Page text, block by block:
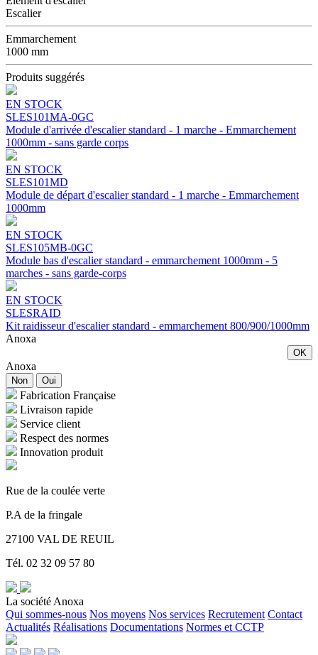
Escalier
Emmarchement
1000 mm
Produits suggérés
EN STOCK
SLES101MA-0GC
Module d'arrivée d'escalier standard - 1 marche - Emmarchement
1000mm - sans garde corps
EN STOCK
SLES101MD
Module de départ d'escalier standard - 1 marche - Emmarchement
1000mm
EN STOCK
SLES105MB-0GC
Module bas d'escalier standard - emmarchement 1000mm - 5
marches - sans garde-corps
EN STOCK
SLESRAID
Kit raidisseur d'escalier standard - emmarchement 800/900/1000mm
Anoxa
OK
Anoxa
Non Oui
Fabrication Française
Livraison rapide
Service client
Respect des normes
Innovation produit
Rue de la coulée verte
P.A de la fringale
27100 VAL DE REUIL
Tél. 02 32 09 57 80
La société Anoxa
Qui sommes-nous Nos moyens Nos services Recrutement Contact
Actualités Réalisations Documentations Normes et CCTP